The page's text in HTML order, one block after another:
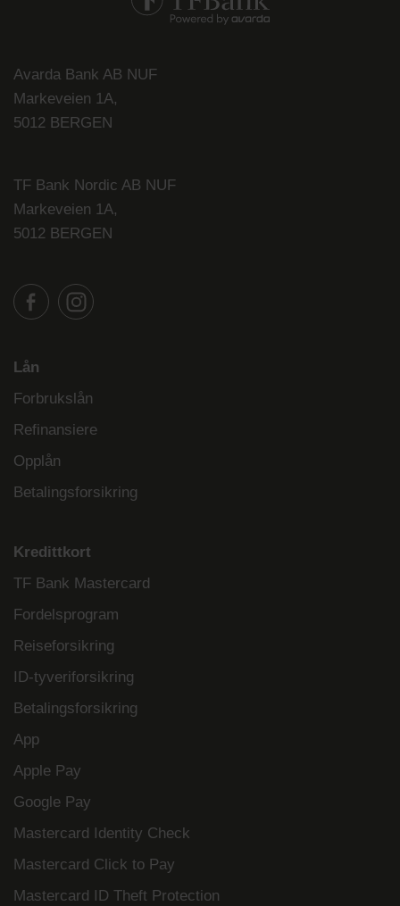
Avarda Bank AB NUF
Markeveien 1A,
5012 BERGEN
TF Bank Nordic AB NUF
Markeveien 1A,
5012 BERGEN
Lån
Forbrukslån
Refinansiere
Opplån
Betalingsforsikring
Kredittkort
TF Bank Mastercard
Fordelsprogram
Reiseforsikring
ID-tyveriforsikring
Betalingsforsikring
App
Apple Pay
Google Pay
Mastercard Identity Check
Mastercard Click to Pay
Mastercard ID Theft Protection